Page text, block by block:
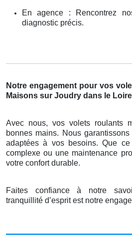
En agence : Rencontrez
diagnostic précis.
Notre engagement pour vos
Maisons sur Joudry dans le
Avec nous, vos volets roulants
bonnes mains. Nous
adaptées à vos besoins. Que
complexe ou une maintenance
votre confort durable.
Faites confiance à notre
tranquillité d’esprit est notre